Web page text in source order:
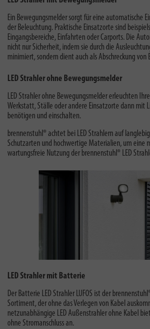
Ein Bewegungsmelder sorgt für eine automatische
der Beleuchtung. Praktische Einsatzorte sind
Eingangsbereiche, Einfahrten oder Carports. Die
nicht nur Sicherheit, indem sie durch die
minimiert, sondern dient auch als Abschreckung von
LED Strahler ohne Bewegungsmelder
LED Strahler ohne Bewegungsmelder erleuchten
Werkstatt, Ställe oder andere Einsatzorte dann mit
benötigen und einschalten.
brennenstuhl® achtet bei LED Strahlern auf
Schutzarten und hochwertige Materialien, um eine
wartungsfreie Nutzung der brennenstuhl® LED
LED Strahler mit Batterie
Der Batterie LED Strahler LUFOS ist der
Sortiment, der ohne das Verlegen von Kabel
netzunabhängige LED Außenstrahler ohne Kabel
ohne Stromanschluss an.